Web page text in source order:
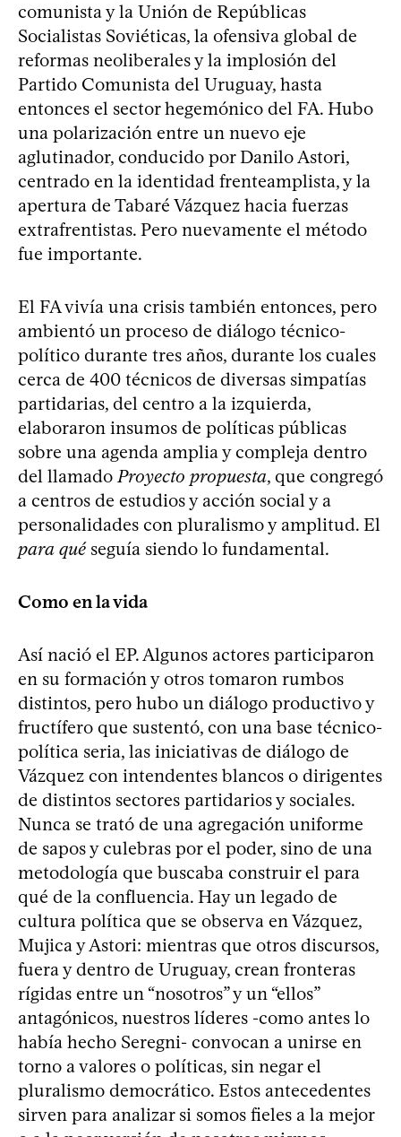
comunista y la Unión de Repúblicas
Socialistas Soviéticas, la ofensiva global de
reformas neoliberales y la implosión del
Partido Comunista del Uruguay, hasta
entonces el sector hegemónico del FA. Hubo
una polarización entre un nuevo eje
aglutinador, conducido por Danilo Astori,
centrado en la identidad frenteamplista, y la
apertura de Tabaré Vázquez hacia fuerzas
extrafrentistas. Pero nuevamente el método
fue importante.
El FA vivía una crisis también entonces, pero
ambientó un proceso de diálogo técnico-
político durante tres años, durante los cuales
cerca de 400 técnicos de diversas simpatías
partidarias, del centro a la izquierda,
elaboraron insumos de políticas públicas
sobre una agenda amplia y compleja dentro
del llamadoProyecto propuesta, que congregó
a centros de estudios y acción social y a
personalidades con pluralismo y amplitud. El
para quéseguía siendo lo fundamental.
Como en la vida
Así nació el EP. Algunos actores participaron
en su formación y otros tomaron rumbos
distintos, pero hubo un diálogo productivo y
fructífero que sustentó, con una base técnico-
política seria, las iniciativas de diálogo de
Vázquez con intendentes blancos o dirigentes
de distintos sectores partidarios y sociales.
Nunca se trató de una agregación uniforme
de sapos y culebras por el poder, sino de una
metodología que buscaba construir el para
qué de la confluencia. Hay un legado de
cultura política que se observa en Vázquez,
Mujica y Astori: mientras que otros discursos,
fuera y dentro de Uruguay, crean fronteras
rígidas entre un “nosotros” y un “ellos”
antagónicos, nuestros líderes -como antes lo
había hecho Seregni- convocan a unirse en
torno a valores o políticas, sin negar el
pluralismo democrático. Estos antecedentes
sirven para analizar si somos fieles a la mejor